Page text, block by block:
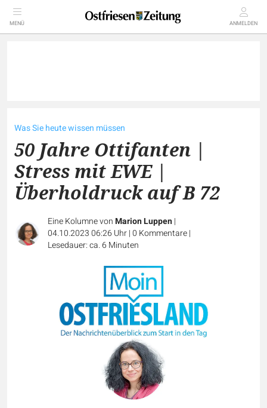
MENÜ ANMELDEN
Was Sie heute wissen müssen
50 Jahre Ottifanten |
Stress mit EWE |
Überholdruck auf B 72
Eine Kolumne vonMarion Luppen|
04.10.2023 06:26 Uhr|0 Kommentare|
Lesedauer: ca. 6 Minuten